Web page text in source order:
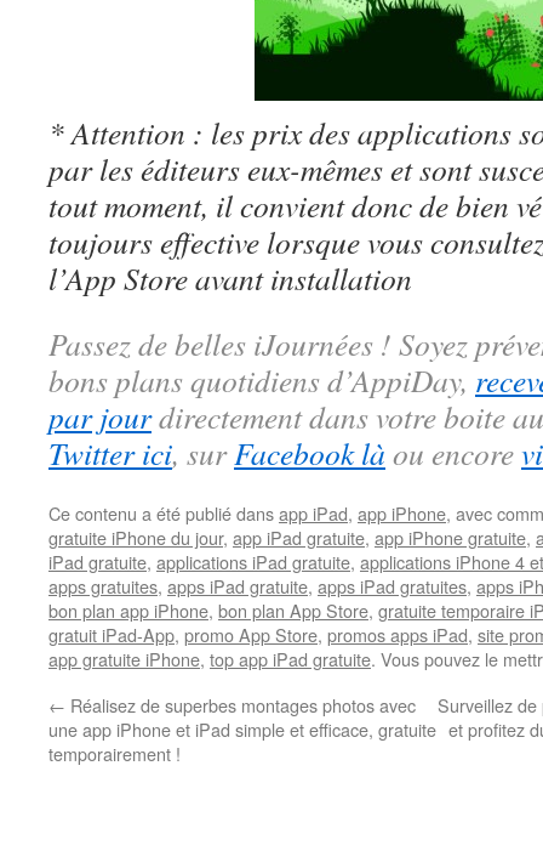
* Attention : les prix des applications
par les éditeurs eux-mêmes et sont
tout moment, il convient donc de bien
toujours effective lorsque vous
l’App Store avant installation
Passez de belles iJournées ! Soyez
bons plans quotidiens d’AppiDay,
par jourdirectement dans votre boite
Twitter ici, surFacebook là ou encore
Ce contenu a été publié dansapp iPad, app iPhone, avec
gratuite iPhone du jour, app iPad gratuite, app iPhone gratuite,
iPad gratuite, applications iPad gratuite, applications iPhone 4
apps gratuites, apps iPad gratuite, apps iPad gratuites, apps
bon plan app iPhone, bon plan App Store, gratuite temporaire
gratuit iPad-App, promo App Store, promos apps iPad, site
app gratuite iPhone, top app iPad gratuite. Vous pouvez le
← Réalisez de superbes montages photos avec
une app iPhone et iPad simple et efficace, gratuite
temporairement !
Surveillez
et profitez